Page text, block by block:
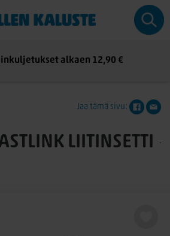
alkaen 12,90 €
Jaa tämä sivu:
LIITINSETTI